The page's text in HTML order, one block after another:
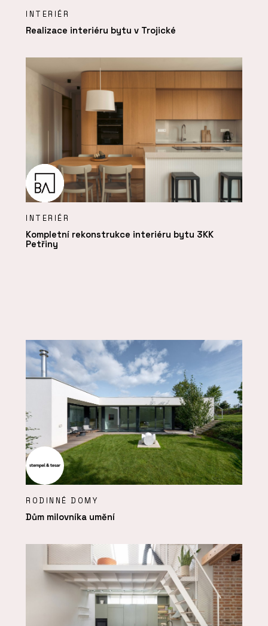
INTERIÉR
Realizace interiéru bytu v Trojické
INTERIÉR
Kompletní rekonstrukce interiéru bytu 3KK
Petřiny
RODINNÉ DOMY
Dům milovníka umění